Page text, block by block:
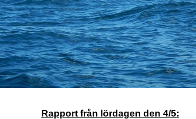
Rapport från lördagen den 4/5: